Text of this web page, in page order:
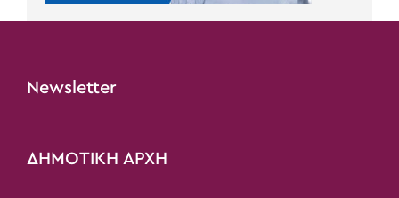
Newsletter
ΔΗΜΟΤΙΚΗ ΑΡΧΗ